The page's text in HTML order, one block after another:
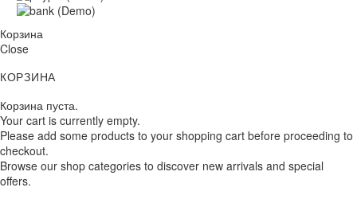
Корзина
Close
КОРЗИНА
Корзина пуста.
Your cart is currently empty.
Please add some products to your shopping cart before proceeding to
checkout.
Browse our shop categories to discover new arrivals and special
offers.